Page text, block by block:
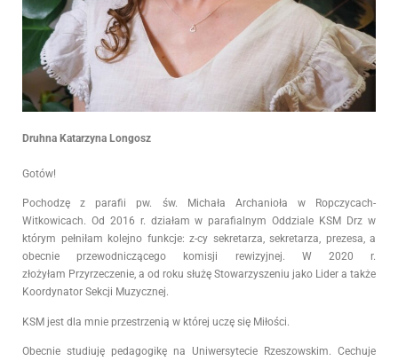
Druhna Katarzyna Longosz
Gotów!
Pochodzę z parafii pw. św. Michała Archanioła w Ropczycach-
Witkowicach. Od 2016 r. działam w parafialnym Oddziale KSM Drz w
którym pełniłam kolejno funkcje: z-cy sekretarza, sekretarza, prezesa, a
obecnie przewodniczącego komisji rewizyjnej. W 2020 r.
złożyłam Przyrzeczenie, a od roku służę Stowarzyszeniu jako Lider a także
Koordynator Sekcji Muzycznej.
KSM jest dla mnie przestrzenią w której uczę się Miłości.
Obecnie studiuję pedagogikę na Uniwersytecie Rzeszowskim. Cechuje